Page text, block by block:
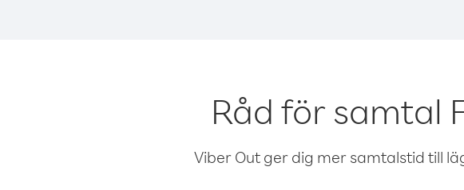
Råd för samtal
Viber Out ger dig mer samtalstid till